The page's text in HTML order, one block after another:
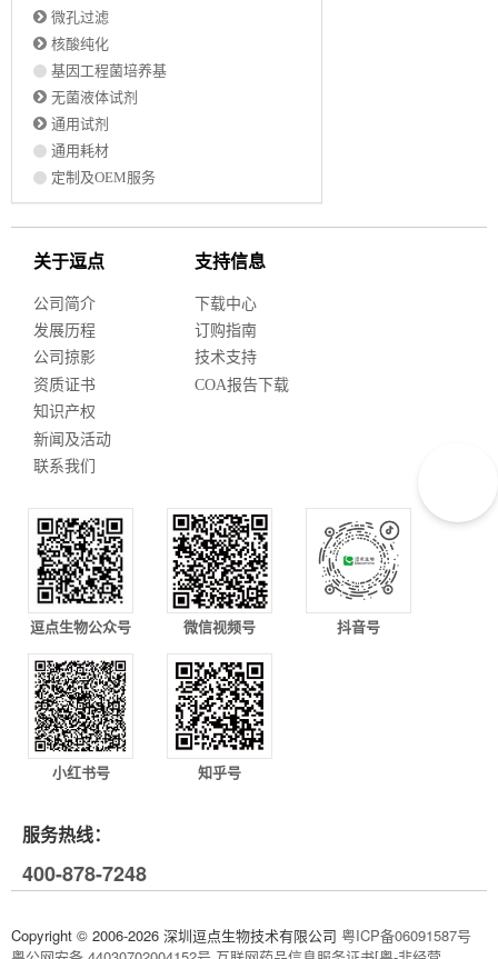
微孔过滤
核酸纯化
基因工程菌培养基
无菌液体试剂
通用试剂
通用耗材
定制及OEM服务
关于逗点
公司简介
发展历程
公司掠影
资质证书
知识产权
新闻及活动
联系我们
支持信息
下载中心
订购指南
技术支持
COA报告下载
逗点生物公众号 微信视频号 抖音号
小红书号 知乎号
服务热线：
400-878-7248
Copyright © 2006-2026 深圳逗点生物技术有限公司 粤ICP备06091587号